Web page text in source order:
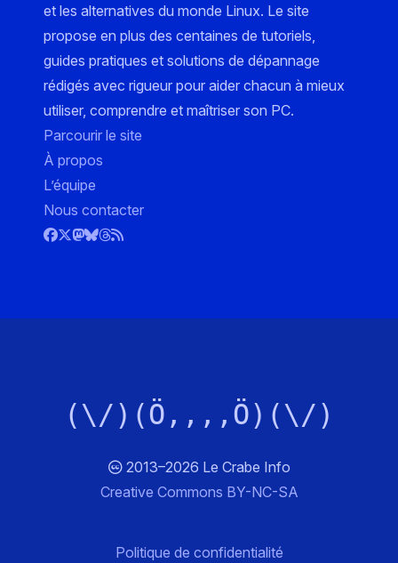
et les alternatives du monde Linux. Le site
propose en plus des centaines de tutoriels,
guides pratiques et solutions de dépannage
rédigés avec rigueur pour aider chacun à mieux
utiliser, comprendre et maîtriser son PC.
Parcourir le site
À propos
L’équipe
Nous contacter
(\/)(Ö,,,,Ö)(\/)
2013–2026 Le Crabe Info
Creative Commons BY-NC-SA
Politique de confidentialité